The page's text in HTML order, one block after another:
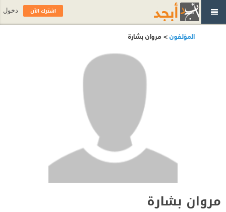
المؤلفون> مروان بشارة
مروان بشارة
اشترك الآن دخول